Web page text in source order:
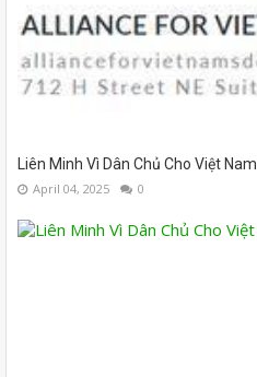
Liên Minh Vì Dân Chủ Cho Việt Nam
April 04, 2025 0